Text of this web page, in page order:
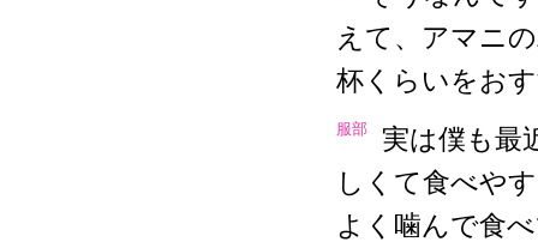
えて、アマニ
杯くらいをお
服部
実は僕も最
しくて食べや
よく噛んで食